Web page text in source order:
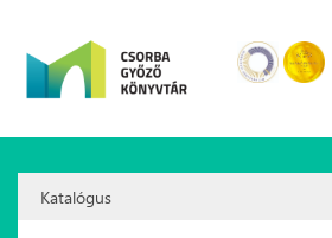
Option: